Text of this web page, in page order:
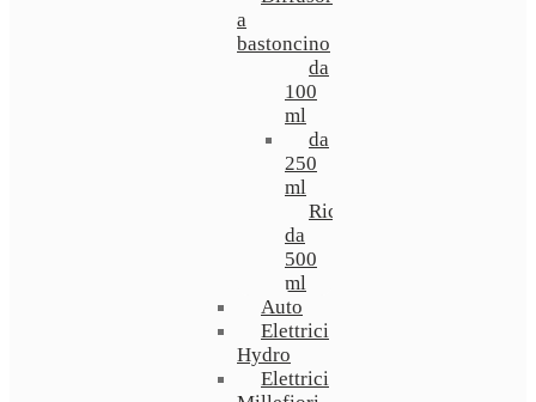
a
bastoncino
da
100
ml
da
250
ml
Ricarica
da
500
ml
Auto
Elettrici
Hydro
Elettrici